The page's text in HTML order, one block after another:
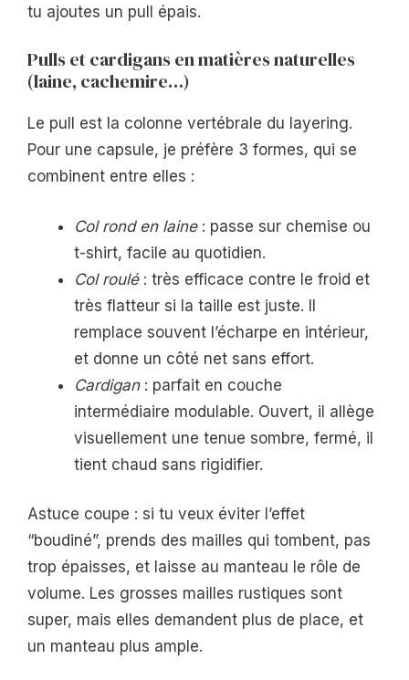
tu ajoutes un pull épais.
Pulls et cardigans en matières naturelles
(laine, cachemire…)
Le pull est la colonne vertébrale du layering.
Pour une capsule, je préfère 3 formes, qui se
combinent entre elles :
Col rond en laine: passe sur chemise ou
t-shirt, facile au quotidien.
Col roulé: très efficace contre le froid et
très flatteur si la taille est juste. Il
remplace souvent l’écharpe en intérieur,
et donne un côté net sans effort.
Cardigan: parfait en couche
intermédiaire modulable. Ouvert, il allège
visuellement une tenue sombre, fermé, il
tient chaud sans rigidifier.
Astuce coupe : si tu veux éviter l’effet
“boudiné”, prends des mailles qui tombent, pas
trop épaisses, et laisse au manteau le rôle de
volume. Les grosses mailles rustiques sont
super, mais elles demandent plus de place, et
un manteau plus ample.